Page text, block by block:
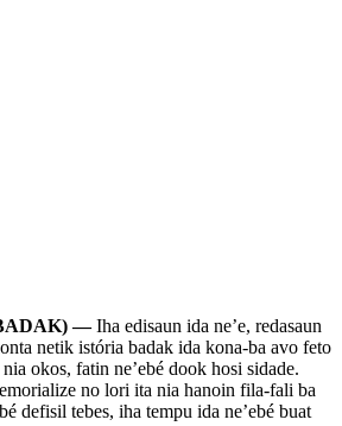
—Iha edisaun ida ne’e, redasaun
netik istória badak ida kona-ba avo feto
okos, fatin ne’ebé dook hosi sidade.
no lori ita nia hanoin fila-fali ba
defisil tebes, iha tempu ida ne’ebé buat